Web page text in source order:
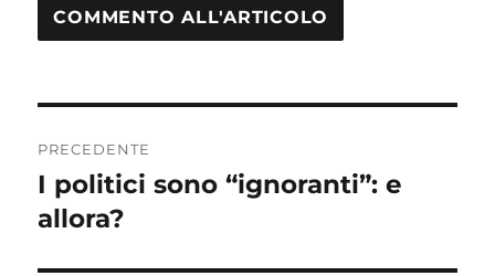
articoli
PRECEDENTE
Articolo
precedente:
I politici sono “ignoranti”: e
allora?